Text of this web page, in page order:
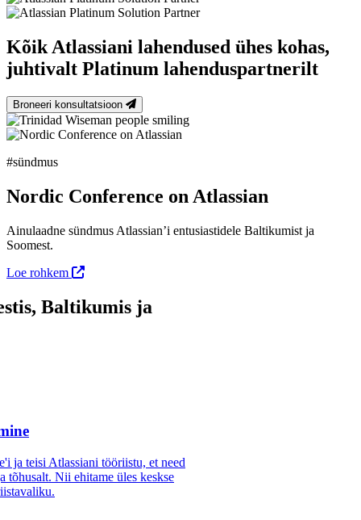
Kõik Atlassiani lahendused ühes kohas,
juhtivalt Platinum lahenduspartnerilt
Broneeri konsultatsioon
#sündmus
Nordic Conference on Atlassian
Ainulaadne sündmus Atlassian’i entusiastidele Baltikumist ja
Soomest.
Loe rohkem
Baltikumis ja
ja teisi Atlassiani tööriistu, et need
tõhusalt. Nii ehitame üles keskse